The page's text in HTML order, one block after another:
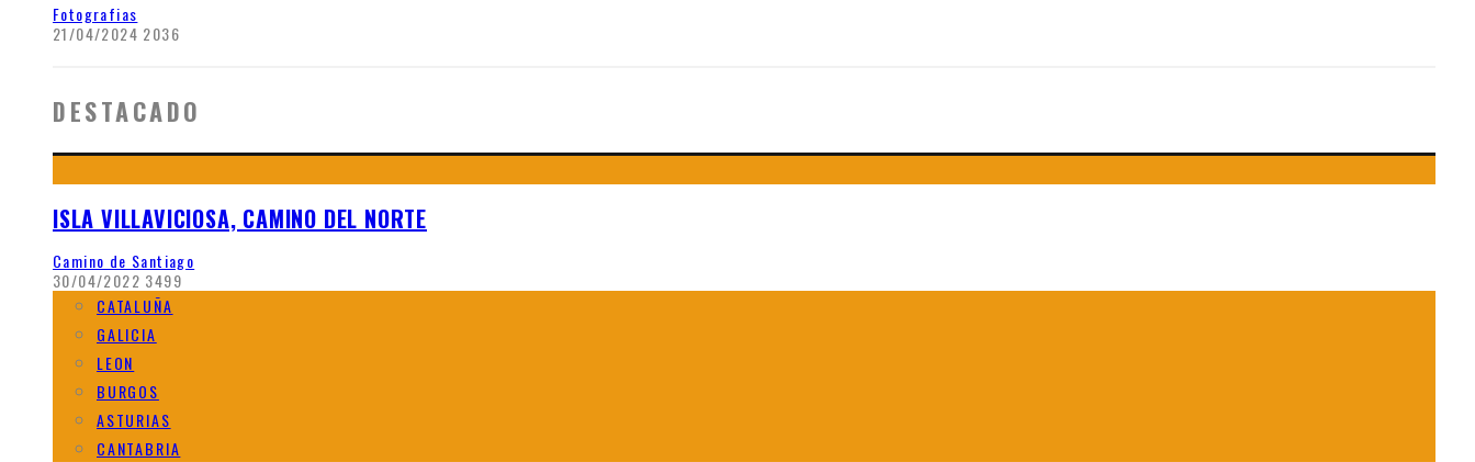
Fotografias
21/04/2024 2036
DESTACADO
ISLA VILLAVICIOSA, CAMINO DEL NORTE
Camino de Santiago
30/04/2022 3499
CATALUÑA
GALICIA
LEON
BURGOS
ASTURIAS
CANTABRIA